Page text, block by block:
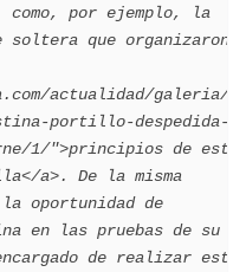
por ejemplo, la
soltera que organizaron
actualidad/galeria/2
portillo-despedida-
1/">principios de este
a>. De la misma
oportunidad de
en las pruebas de su
de realizar este